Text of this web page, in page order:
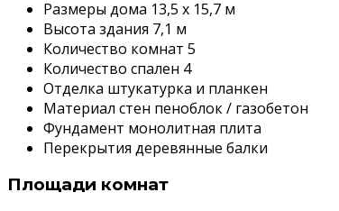
Размеры дома 13,5 x 15,7 м
Высота здания 7,1 м
Количество комнат 5
Количество спален 4
Отделка штукатурка и планкен
Материал стен пеноблок / газобетон
Фундамент монолитная плита
Перекрытия деревянные балки
Площади комнат